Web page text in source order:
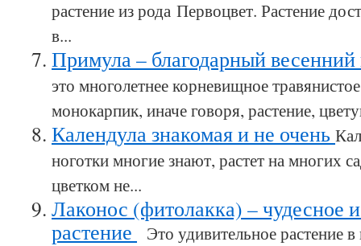
растение из рода Первоцвет. Растение
в...
Примула – благодарный
это многолетнее корневищное
монокарпик, иначе говоря, растение,
Календула знакомая и не очень
ноготки многие знают, растет на многих
цветком не...
Лаконос (фитолакка) – чудесное
растение
Это удивительное растение